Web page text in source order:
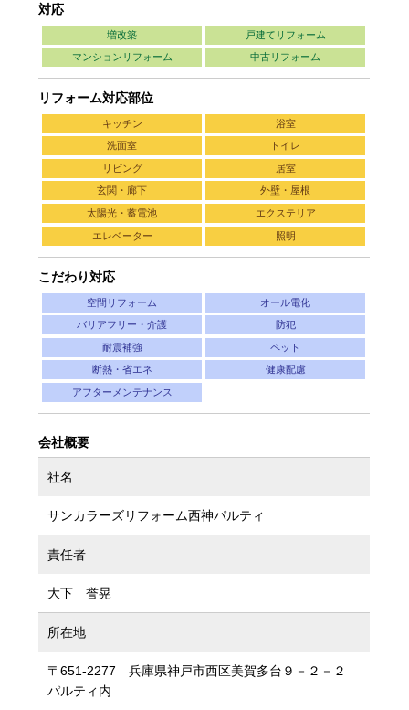
対応
増改築 戸建てリフォーム
マンションリフォーム 中古リフォーム
リフォーム対応部位
キッチン 浴室
洗面室 トイレ
リビング 居室
玄関・廊下 外壁・屋根
太陽光・蓄電池 エクステリア
エレベーター 照明
こだわり対応
空間リフォーム オール電化
バリアフリー・介護 防犯
耐震補強 ペット
断熱・省エネ 健康配慮
アフターメンテナンス
会社概要
社名
サンカラーズリフォーム西神パルティ
責任者
大下 誉晃
所在地
〒651-2277 兵庫県神戸市西区美賀多台９－２－２
パルティ内